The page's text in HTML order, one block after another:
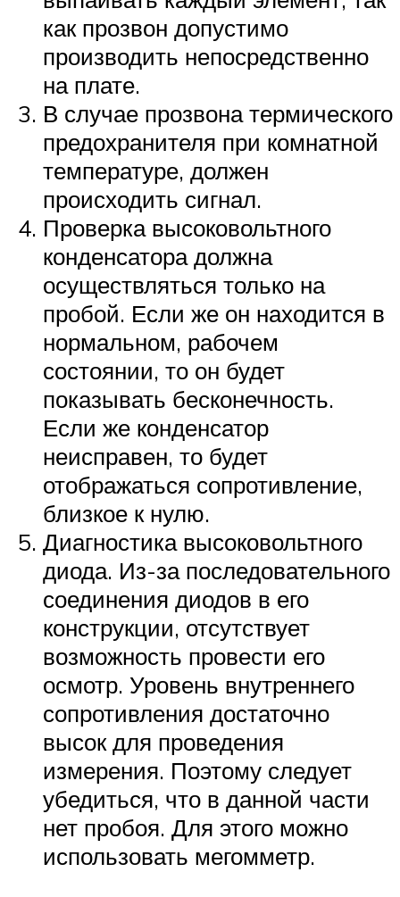
как прозвон допустимо
производить непосредственно
на плате.
В случае прозвона термического
предохранителя при комнатной
температуре, должен
происходить сигнал.
Проверка высоковольтного
конденсатора должна
осуществляться только на
пробой. Если же он находится в
нормальном, рабочем
состоянии, то он будет
показывать бесконечность.
Если же конденсатор
неисправен, то будет
отображаться сопротивление,
близкое к нулю.
Диагностика высоковольтного
диода. Из-за последовательного
соединения диодов в его
конструкции, отсутствует
возможность провести его
осмотр. Уровень внутреннего
сопротивления достаточно
высок для проведения
измерения. Поэтому следует
убедиться, что в данной части
нет пробоя. Для этого можно
использовать мегомметр.